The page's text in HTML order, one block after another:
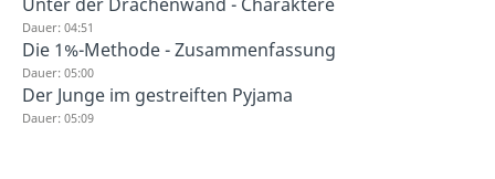
Dauer: 04:51
Die 1%-Methode - Zusammenfassung
Dauer: 05:00
Der Junge im gestreiften Pyjama
Dauer: 05:09